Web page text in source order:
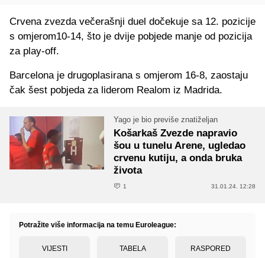
Crvena zvezda večerašnji duel dočekuje sa 12. pozicije
s omjerom10-14, što je dvije pobjede manje od pozicija
za play-off.
Barcelona je drugoplasirana s omjerom 16-8, zaostaju
čak šest pobjeda za liderom Realom iz Madrida.
Yago je bio previše znatiželjan
Košarkaš Zvezde napravio
šou u tunelu Arene, ugledao
crvenu kutiju, a onda bruka
života
1 31.01.24. 12:28
Potražite više informacija na temu Euroleague:
VIJESTI TABELA RASPORED